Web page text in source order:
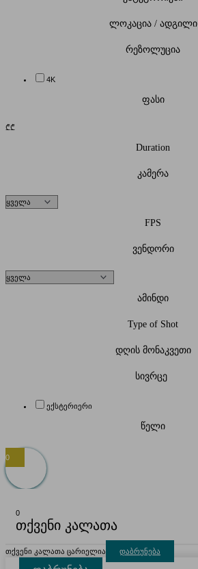
ლოკაცია / ადგილი
რეზოლუცია
4K
ფასი
₾₾
Duration
კამერა
FPS
ვენდორი
ამინდი
Type of Shot
დღის მონაკვეთი
სივრცე
ექსტერიერი
წელი
0
0
თქვენი კალათა
თქვენი კალათა ცარიელია დაბრუნება